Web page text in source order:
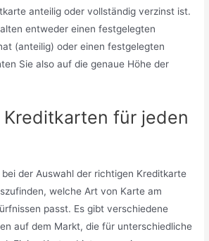
anteilig oder vollständig verzinst ist.
entweder einen festgelegten
(anteilig) oder einen festgelegten
Sie also auf die genaue Höhe der
für jeden
der Auswahl der richtigen Kreditkarte
welche Art von Karte am
passt. Es gibt verschiedene
auf dem Markt, die für unterschiedliche